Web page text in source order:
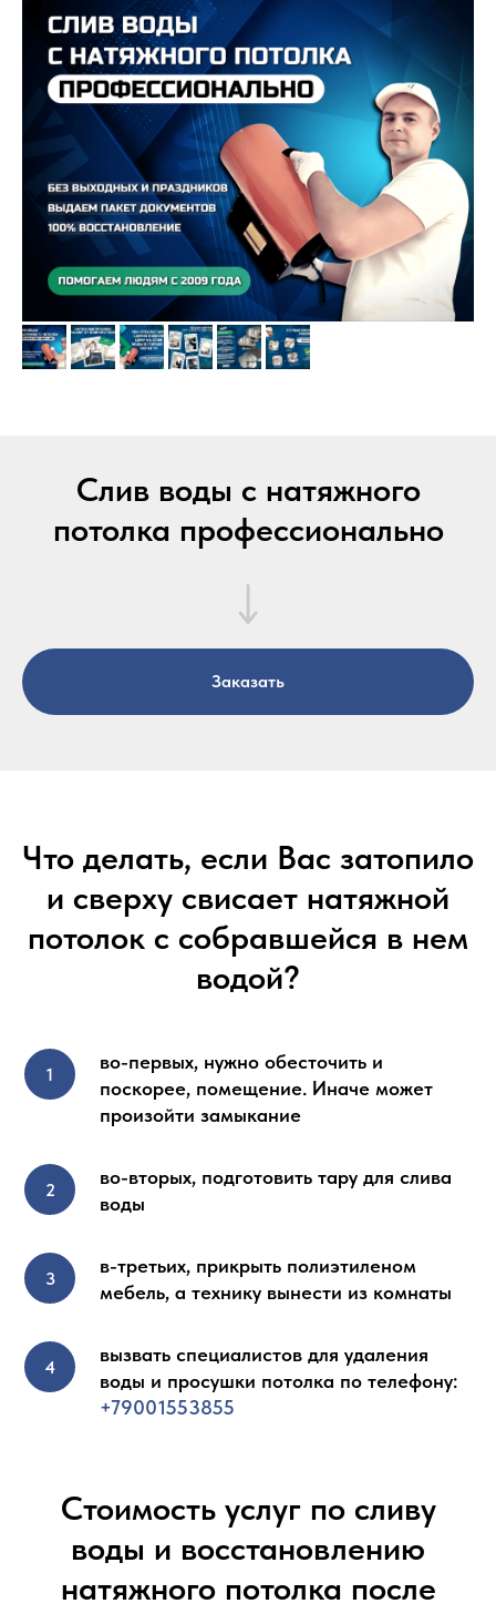
Слив воды с натяжного
потолка профессионально
Заказать
Что делать, если Вас затопило
и сверху свисает натяжной
потолок с собравшейся в нем
водой?
во-первых, нужно обесточить и
поскорее, помещение. Иначе может
произойти замыкание
во-вторых, подготовить тару для слива
воды
в-третьих, прикрыть полиэтиленом
мебель, а технику вынести из комнаты
вызвать специалистов для удаления
воды и просушки потолка по телефону:
+79001553855
Стоимость услуг по сливу
воды и восстановлению
натяжного потолка после